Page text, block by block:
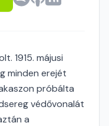
1915. májusi
minden erejét
próbálta
védővonalát
a